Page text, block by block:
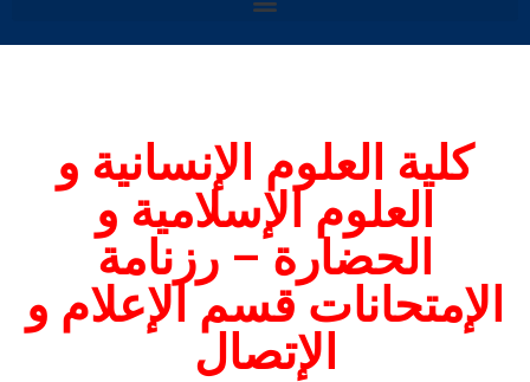
كلية العلوم الإنسانية و
العلوم الإسلامية و
الحضارة – رزنامة
الإمتحانات قسم الإعلام و
الإتصال